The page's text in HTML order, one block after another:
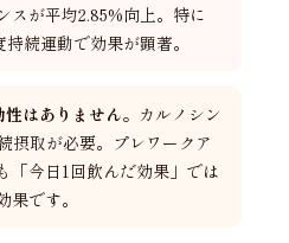
スが平均2.85%向上。特に
続運動で効果が顕著。
はありません。 カルノシン
摂取が必要。プレワークア
「今日1回飲んだ効果」では
です。